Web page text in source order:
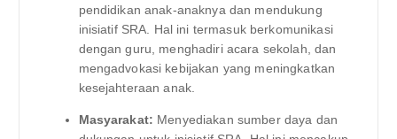
pendidikan anak-anaknya dan mendukung
inisiatif SRA. Hal ini termasuk berkomunikasi
dengan guru, menghadiri acara sekolah, dan
mengadvokasi kebijakan yang meningkatkan
kesejahteraan anak.
Masyarakat: Menyediakan sumber daya dan